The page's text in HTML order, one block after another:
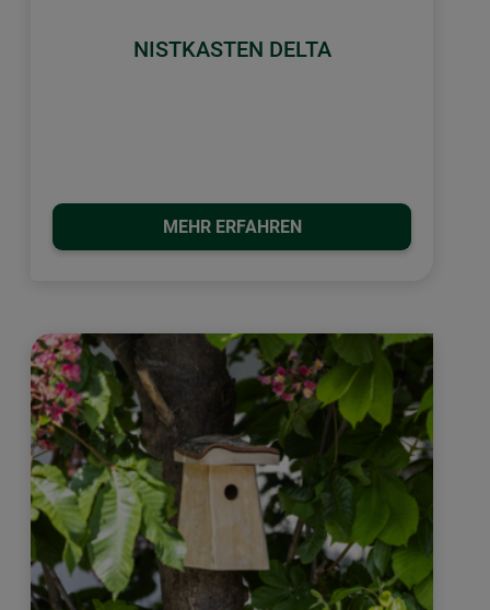
NISTKASTEN DELTA
MEHR ERFAHREN